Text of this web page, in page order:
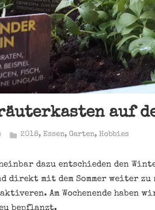
auf
2018, Essen, Garten, Hobbies
dazu entschieden den
mit dem Sommer weiter zu
Am Wochenende haben
bepflanzt.